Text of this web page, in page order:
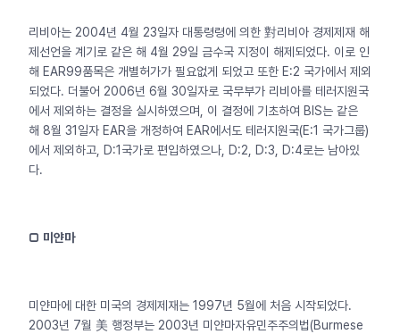
리비아는 2004년 4월 23일자 대통령령에 의한 對리비아 경제제재 해
제선언을 계기로 같은 해 4월 29일 금수국 지정이 해제되었다. 이로 인
해 EAR99품목은 개별허가가 필요없게 되었고 또한 E:2 국가에서 제외
되었다. 더불어 2006년 6월 30일자로 국무부가 리비아를 테러지원국
에서 제외하는 결정을 실시하였으며, 이 결정에 기초하여 BIS는 같은
해 8월 31일자 EAR을 개정하여 EAR에서도 테러지원국(E:1 국가그룹)
에서 제외하고, D:1국가로 편입하였으나, D:2, D:3, D:4로는 남아있
다.
□ 미얀마
미얀마에 대한 미국의 경제제재는 1997년 5월에 처음 시작되었다.
2003년 7월 美 행정부는 2003년 미얀마자유민주주의법(Burmese